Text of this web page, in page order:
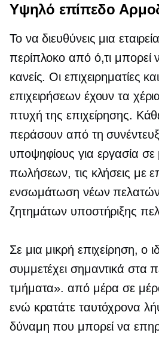
Υψηλό επίπεδο
Το να διευθύνεις μια
περίπλοκο από ό,τι μπορεί
κανείς. Οι επιχειρηματίες
επιχειρήσεων έχουν τα
πτυχή της επιχείρησης.
περάσουν από τη
υποψηφίους για εργασία σε
πωλήσεων, τις κλήσεις με
ενσωμάτωση νέων πελατών
ζητημάτων υποστήριξης
Σε μια μικρή επιχείρηση, ο
συμμετέχει σημαντικά στα
τμήματα».από μέρα σε
ενώ κρατάτε ταυτόχρονα
δύναμη που μπορεί να